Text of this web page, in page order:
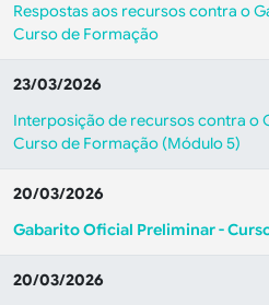
Respostas aos recursos contra o
Curso de Formação
23/03/2026
Interposição de recursos contra o
Curso de Formação (Módulo 5)
20/03/2026
Gabarito Oficial Preliminar -
20/03/2026